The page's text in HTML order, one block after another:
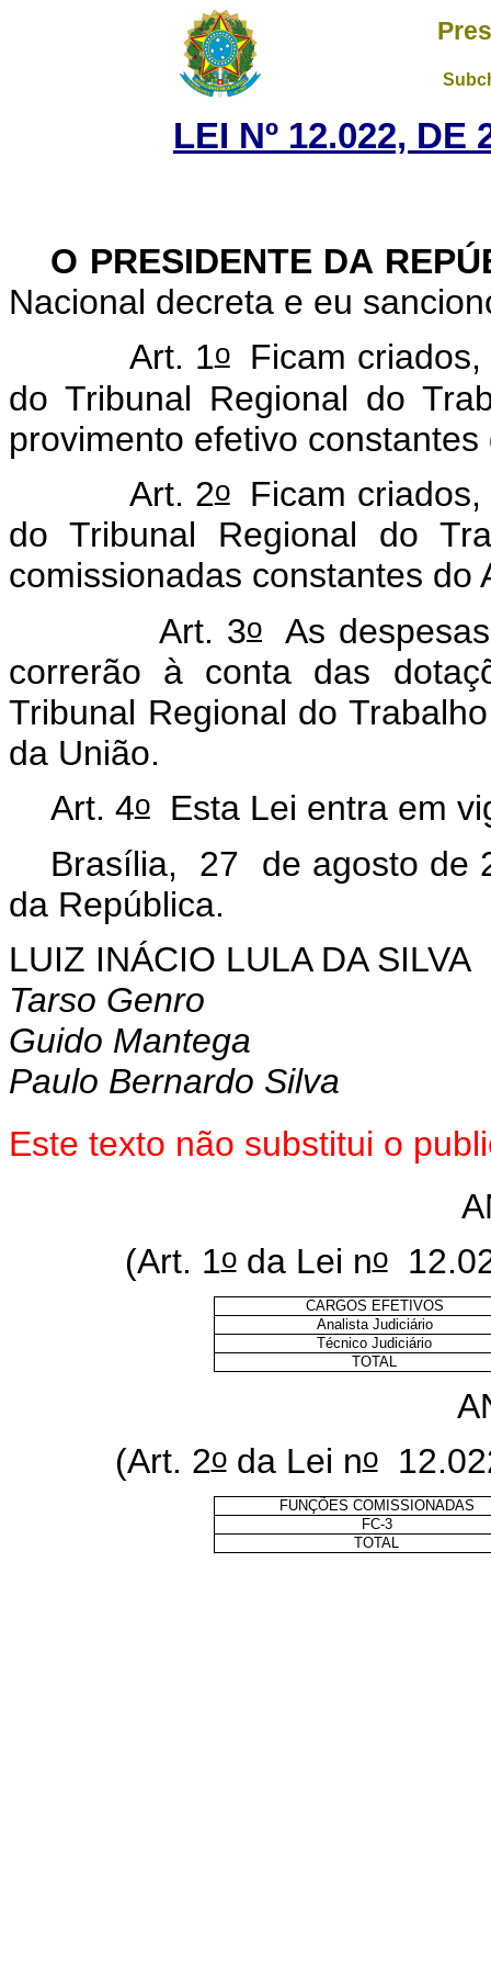
LEI Nº 12.022, DE
O PRESIDENTE DA
Nacional decreta e eu
Art. 1oFicam criados,
do Tribunal Regional do
provimento efetivo
Art. 2oFicam criados,
do Tribunal Regional do
comissionadas constantes
Art. 3o
As
correrão à conta das
Tribunal Regional do
da União.
Art. 4oEsta Lei entra em
Brasília, 27 de agosto de
da República.
LUIZ INÁCIO LULA DA SILVA
Tarso Genro
Guido Mantega
Paulo Bernardo Silva
Este texto não substitui o
(Art. 1oda Lei no
CARGOS EFETIVOS
Analista Judiciário
Técnico Judiciário
TOTAL
(Art. 2oda Lei no
FUNÇÕES COMISSIONADAS
FC-3
TOTAL